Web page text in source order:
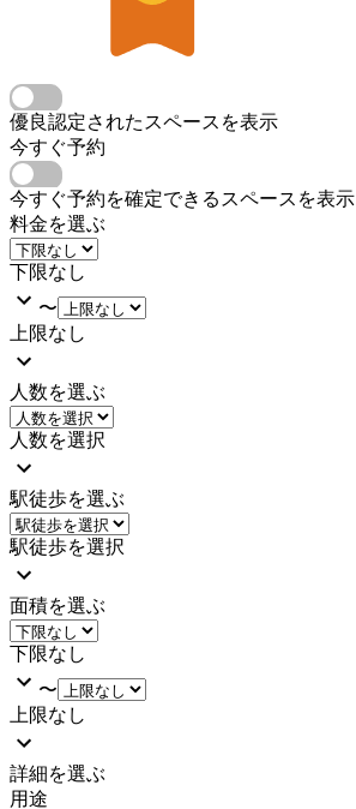
優良認定されたスペースを表示
今すぐ予約
今すぐ予約を確定できるスペースを表示
料金を選ぶ
下限なし
〜
上限なし
人数を選ぶ
人数を選択
駅徒歩を選ぶ
駅徒歩を選択
面積を選ぶ
下限なし
〜
上限なし
詳細を選ぶ
用途